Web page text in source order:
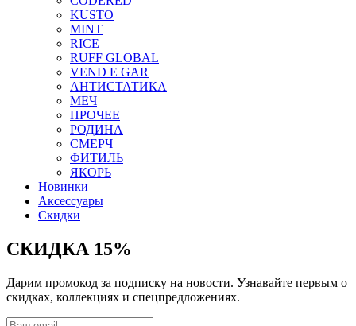
KUSTO
MINT
RICE
RUFF GLOBAL
VEND E GAR
АНТИСТАТИКА
МЕЧ
ПРОЧЕЕ
РОДИНА
СМЕРЧ
ФИТИЛЬ
ЯКОРЬ
Новинки
Аксессуары
Скидки
СКИДКА 15%
Дарим промокод за подписку на новости. Узнавайте первым о
скидках, коллекциях и спецпредложениях.